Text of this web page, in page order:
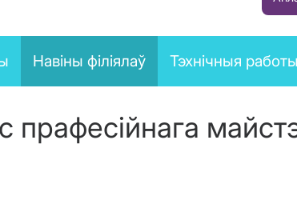
Навіны філіялаў Тэхнічныя
прафесійнага